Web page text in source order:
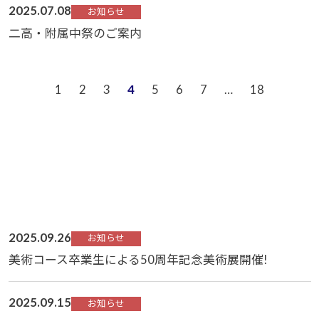
2025.07.08 お知らせ
二高・附属中祭のご案内
1 2 3 4 5 6 7 … 18
2025.09.26 お知らせ
美術コース卒業生による50周年記念美術展開催!
2025.09.15 お知らせ